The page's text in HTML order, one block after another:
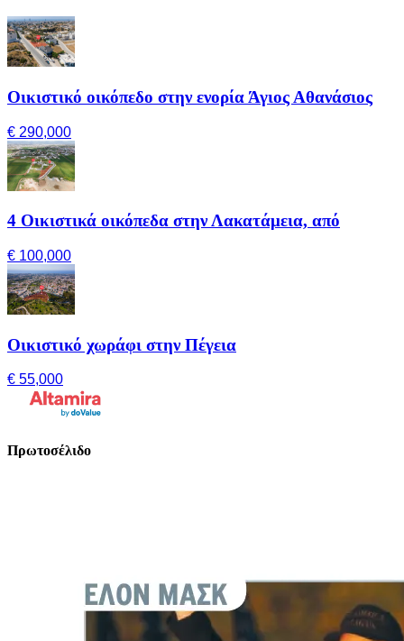
Οικιστικό οικόπεδο στην ενορία Άγιος Αθανάσιος
€ 290,000
4 Οικιστικά οικόπεδα στην Λακατάμεια, από
€ 100,000
Οικιστικό χωράφι στην Πέγεια
€ 55,000
Πρωτοσέλιδο